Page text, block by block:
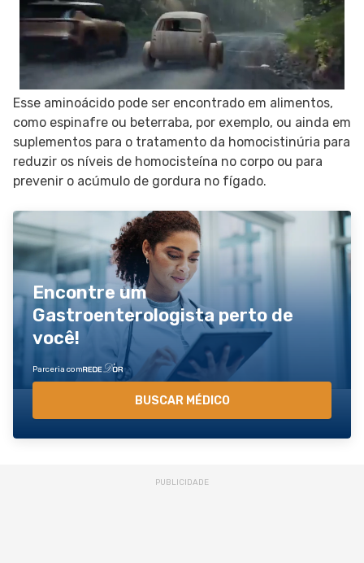
Esse aminoácido pode ser encontrado em alimentos,
como espinafre ou beterraba, por exemplo, ou ainda em
suplementos para o tratamento da homocistinúria para
reduzir os níveis de homocisteína no corpo ou para
prevenir o acúmulo de gordura no fígado.
Encontre um
Gastroenterologista perto de
você!
Parceria com
BUSCAR MÉDICO